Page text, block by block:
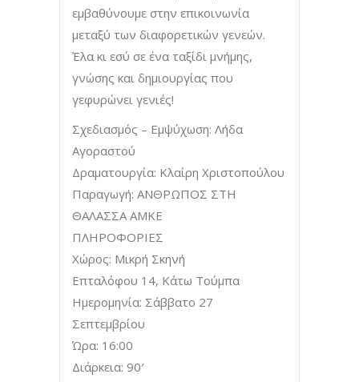
εμβαθύνουμε στην επικοινωνία
μεταξύ των διαφορετικών γενεών.
Έλα κι εσύ σε ένα ταξίδι μνήμης,
γνώσης και δημιουργίας που
γεφυρώνει γενιές!
Σχεδιασμός – Εμψύχωση: Λήδα
Αγοραστού
Δραματουργία: Κλαίρη Χριστοπούλου
Παραγωγή: ΑΝΘΡΩΠΟΣ ΣΤΗ
ΘΑΛΑΣΣΑ ΑΜΚΕ
ΠΛΗΡΟΦΟΡΙΕΣ
Χώρος: Μικρή Σκηνή
Επταλόφου 14, Κάτω Τούμπα
Ημερομηνία: Σάββατο 27
Σεπτεμβρίου
Ώρα: 16:00
Διάρκεια: 90′